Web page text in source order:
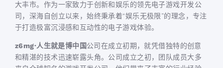
大丰市。作为一家致力于创新和娱乐的领先电子游戏开发公
司，深海自创立以来，始终秉承着“娱乐无极限”的理念，专注
于打造极富沉浸感和互动性的电子游戏体验。
z6mg·人生就是博中国公司在成立初期，就凭借独特的创意
和精湛的技术迅速崭露头角。公司成立之初，团队成员大多